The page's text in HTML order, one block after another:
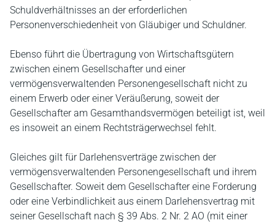
Schuldverhältnisses an der erforderlichen
Personenverschiedenheit von Gläubiger und Schuldner.
Ebenso führt die Übertragung von Wirtschaftsgütern
zwischen einem Gesellschafter und einer
vermögensverwaltenden Personengesellschaft nicht zu
einem Erwerb oder einer Veräußerung, soweit der
Gesellschafter am Gesamthandsvermögen beteiligt ist, weil
es insoweit an einem Rechtsträgerwechsel fehlt.
Gleiches gilt für Darlehensverträge zwischen der
vermögensverwaltenden Personengesellschaft und ihrem
Gesellschafter. Soweit dem Gesellschafter eine Forderung
oder eine Verbindlichkeit aus einem Darlehensvertrag mit
seiner Gesellschaft nach § 39 Abs. 2 Nr. 2 AO (mit einer